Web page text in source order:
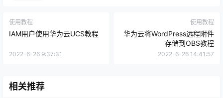
使用教程
IAM用户使用华为云UCS教程
2022-6-26 9:37:31
使用教程
华为云将WordPress远程附件
存储到OBS教程
2022-6-26 14:41:57
相关推荐